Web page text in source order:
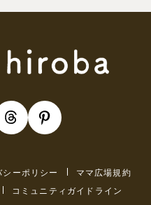
シーポリシー
ママ広場規約
コミュニティガイドライン